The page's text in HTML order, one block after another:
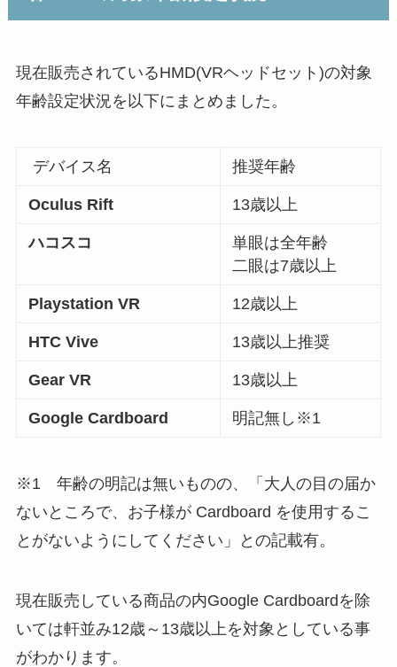
現在販売されているHMD(VRヘッドセット)の対象
年齢設定状況を以下にまとめました。
デバイス名 推奨年齢
Oculus Rift 13歳以上
ハコスコ
単眼は全年齢
二眼は7歳以上
Playstation VR 12歳以上
HTC Vive 13歳以上推奨
Gear VR 13歳以上
Google Cardboard 明記無し※1
※1 年齢の明記は無いものの、「大人の目の届か
ないところで、お子様が Cardboard を使用するこ
とがないようにしてください」との記載有。
現在販売している商品の内Google Cardboardを除
いては軒並み12歳～13歳以上を対象としている事
がわかります。